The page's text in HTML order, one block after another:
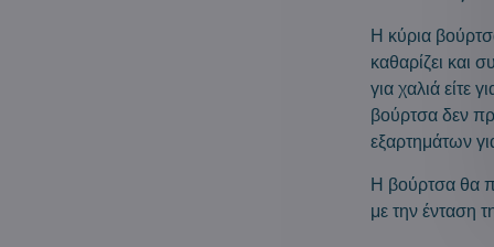
Η κύρια
καθαρίζει και
για χαλιά είτε
βούρτσα δεν
εξαρτημάτων
Η βούρτσα θα
με την ένταση